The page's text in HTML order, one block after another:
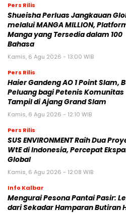
Pers Rilis
Shueisha Perluas Jangkauan
melalui MANGA MILLION,
Manga yang Tersedia dalam 100
Bahasa
Kamis, 6 Agu 2026 - 13:00 WIB
Pers Rilis
Haier Gandeng AO 1 Point Slam,
Peluang bagi Petenis Komunitas
Tampil di Ajang Grand Slam
Kamis, 6 Agu 2026 - 12:10 WIB
Pers Rilis
SUS ENVIRONMENT Raih Dua
WtE di Indonesia, Percepat
Global
Kamis, 6 Agu 2026 - 12:08 WIB
Info Kalbar
Mengurai Pesona Pantai Pasir:
dari Sekadar Hamparan Butiran